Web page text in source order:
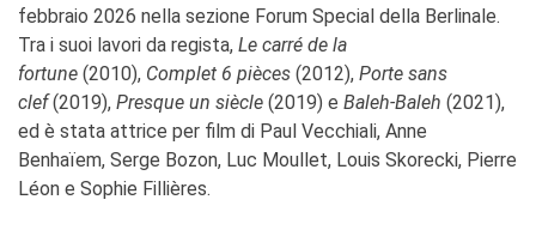
febbraio 2026 nella sezione Forum Special della Berlinale.
Tra i suoi lavori da regista, Le carré de la
fortune (2010), Complet 6 pièces (2012), Porte sans
clef(2019), Presque un siècle (2019) e Baleh-Baleh (2021),
ed è stata attrice per film di Paul Vecchiali, Anne
Benhaïem, Serge Bozon, Luc Moullet, Louis Skorecki, Pierre
Léon e Sophie Fillières.